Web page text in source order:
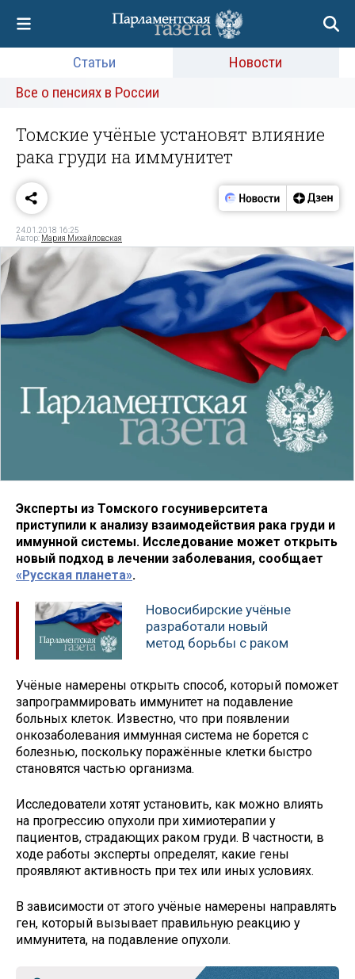
Статьи
Новости
Все о пенсиях в России
Томские учёные установят влияние
рака груди на иммунитет
24.01.2018 16:25
Автор: Мария Михайловская
Эксперты из Томского госуниверситета
приступили к анализу взаимодействия рака груди и
иммунной системы. Исследование может открыть
новый подход в лечении заболевания, сообщает
«Русская планета».
Новосибирские учёные
разработали новый
метод борьбы с раком
Учёные намерены открыть способ, который поможет
запрограммировать иммунитет на подавление
больных клеток. Известно, что при появлении
онкозаболевания иммунная система не борется с
болезнью, поскольку поражённые клетки быстро
становятся частью организма.
Исследователи хотят установить, как можно влиять
на прогрессию опухоли при химиотерапии у
пациентов, страдающих раком груди. В частности, в
ходе работы эксперты определят, какие гены
проявляют активность при тех или иных условиях.
В зависимости от этого учёные намерены направлять
ген, который вызывает правильную реакцию у
иммунитета, на подавление опухоли.